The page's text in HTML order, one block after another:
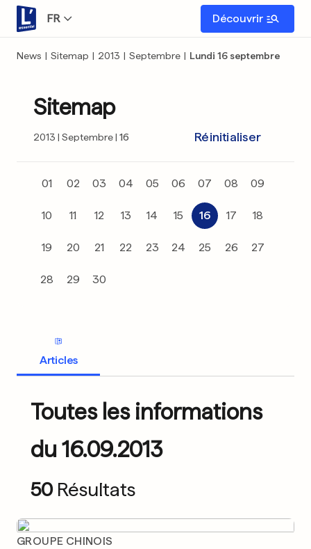
FR Découvrir
News | Sitemap | 2013 | Septembre | Lundi 16 septembre
Sitemap
2013 Septembre 16 Réinitialiser
01 02 03 04 05 06 07 08 09
10 11 12 13 14 15 16 17 18
19 20 21 22 23 24 25 26 27
28 29 30
Articles
Toutes les informations
du 16.09.2013
50 Résultats
GROUPE CHINOIS